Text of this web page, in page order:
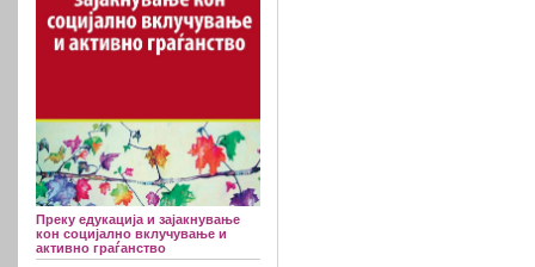
Преку едукација и зајакнување
кон социјално вклучување и
активно граѓанство